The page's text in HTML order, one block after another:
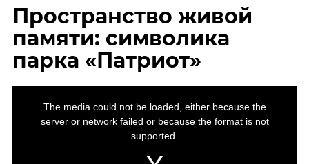
Пространство живой
памяти: символика
парка «Патриот»
The media could not be loaded, either because the
server or network failed or because the format is not
supported.